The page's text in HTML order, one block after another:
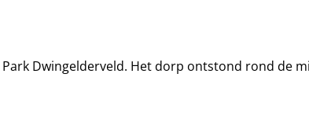
Dwingelderveld. Het dorp ontstond rond de